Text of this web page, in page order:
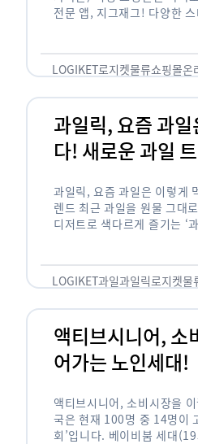
전문 앱, 지그재그! 다양한
LOGIKET로지켓물류쇼핑몰온
과일릭, 요즘 과
다! 새로운 과일
과일릭, 요즘 과일은 이렇게
렌드 최근 과일을 원물 그대
디저트로 색다르게 즐기는
…
LOGIKET과일과일릭로지켓물
액티브시니어, 소
어가는 노인세대!
액티브시니어, 소비시장을
국은 현재 100명 중 14명이
회’입니다. 베이비붐 세대